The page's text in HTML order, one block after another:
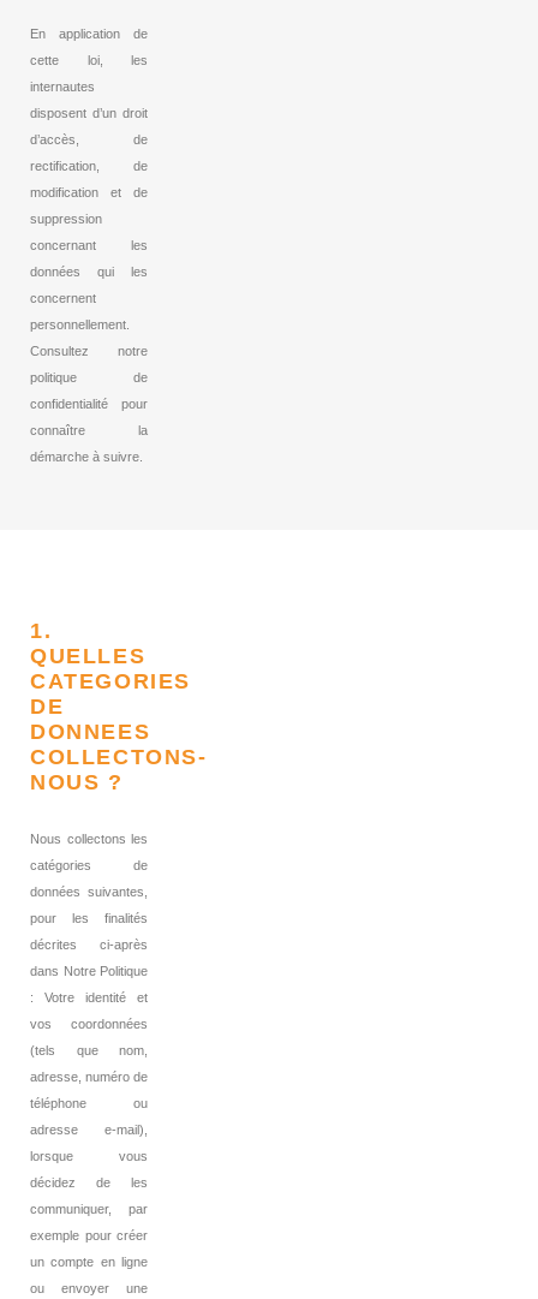
En application de
cette loi, les
internautes
disposent d’un droit
d’accès, de
rectification, de
modification et de
suppression
concernant les
données qui les
concernent
personnellement.
Consultez notre
politique de
confidentialité pour
connaître la
démarche à suivre.
1.
QUELLES
CATEGORIES
DE
DONNEES
COLLECTONS-
NOUS ?
Nous collectons les
catégories de
données suivantes,
pour les finalités
décrites ci-après
dans Notre Politique
: Votre identité et
vos coordonnées
(tels que nom,
adresse, numéro de
téléphone ou
adresse e-mail),
lorsque vous
décidez de les
communiquer, par
exemple pour créer
un compte en ligne
ou envoyer une